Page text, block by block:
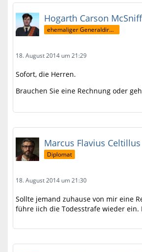
Hogarth Carson McSniff
ehemaliger Generaldirektor
18. August 2014 um 21:29
Sofort, die Herren.
Brauchen Sie eine Rechnung oder
Marcus Flavius Celtillus
Diplomat
18. August 2014 um 21:30
Sollte jemand zuhause von mir eine
führe iich die Todesstrafe wieder ein.